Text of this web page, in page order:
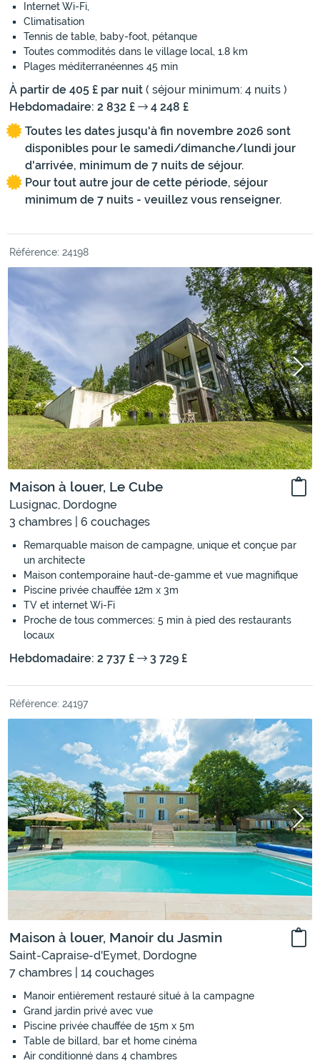
Internet Wi-Fi,
Climatisation
Tennis de table, baby-foot, pétanque
Toutes commodités dans le village local, 1.8 km
Plages méditerranéennes 45 min
À partir de 405 £ par nuit ( séjour minimum: 4 nuits )
Hebdomadaire: 2 832 £
4 248 £
Toutes les dates jusqu'à fin novembre 2026 sont
disponibles pour le samedi/dimanche/lundi jour
d'arrivée, minimum de 7 nuits de séjour.
Pour tout autre jour de cette période, séjour
minimum de 7 nuits - veuillez vous renseigner.
Référence: 24198
Maison à louer, Le Cube
Lusignac, Dordogne
3 chambres | 6 couchages
Remarquable maison de campagne, unique et conçue par
un architecte
Maison contemporaine haut-de-gamme et vue magnifique
Piscine privée chauffée 12m x 3m
TV et internet Wi-Fi
Proche de tous commerces: 5 min à pied des restaurants
locaux
Hebdomadaire: 2 737 £ 3 729 £
Référence: 24197
Maison à louer, Manoir du Jasmin
Saint-Capraise-d'Eymet, Dordogne
7 chambres | 14 couchages
Manoir entièrement restauré situé à la campagne
Grand jardin privé avec vue
Piscine privée chauffée de 15m x 5m
Table de billard, bar et home cinéma
Air conditionné dans 4 chambres